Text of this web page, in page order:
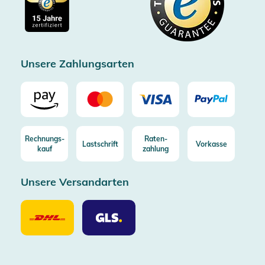
Kostenlose Rücksendung (aus DE/AT)
Unsere Zahlungsarten
Rechnungs-
kauf
Lastschrift
Raten-
zahlung
Vorkasse
Unsere Versandarten
Unsere
Versandarten
DHL
Unsere
Versandarten
GLS